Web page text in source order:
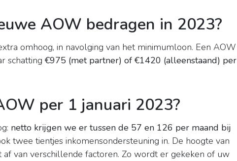
AOW bedragen in 2023?
omhoog, in navolging van het minimumloon. Een AOW
schatting €975 (met partner) of €1420 (alleenstaand) per
per 1 januari 2023?
netto krijgen we er tussen de 57 en 126 per maand bij
twee tientjes inkomensondersteuning in. De hoogte van
van verschillende factoren. Zo wordt er gekeken of uw